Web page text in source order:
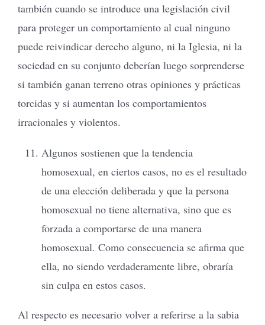
también cuando se introduce una legislación civil
para proteger un comportamiento al cual ninguno
puede reivindicar derecho alguno, ni la Iglesia, ni la
sociedad en su conjunto deberían luego sorprenderse
si también ganan terreno otras opiniones y prácticas
torcidas y si aumentan los comportamientos
irracionales y violentos.
Algunos sostienen que la tendencia
homosexual, en ciertos casos, no es el resultado
de una elección deliberada y que la persona
homosexual no tiene alternativa, sino que es
forzada a comportarse de una manera
homosexual. Como consecuencia se afirma que
ella, no siendo verdaderamente libre, obraría
sin culpa en estos casos.
Al respecto es necesario volver a referirse a la sabia